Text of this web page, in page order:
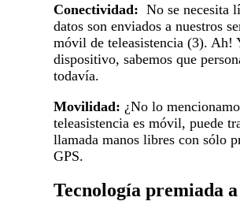
Conectividad: No se necesita
datos son enviados a nuestros
móvil de teleasistencia (3). Ah!
dispositivo, sabemos que
todavía.
Movilidad: ¿No lo
teleasistencia es móvil, puede
llamada manos libres con sólo
GPS.
Tecnología premiada